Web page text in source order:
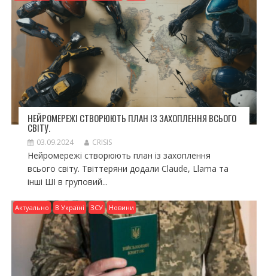
НЕЙРОМЕРЕЖІ СТВОРЮЮТЬ ПЛАН ІЗ ЗАХОПЛЕННЯ ВСЬОГО
СВІТУ.
03.09.2024 CRISIS
Нейромережі створюють план із захоплення
всього світу. Твіттеряни додали Claude, Llama та
інші ШІ в груповий...
Актуально В Україні ЗСУ Новини